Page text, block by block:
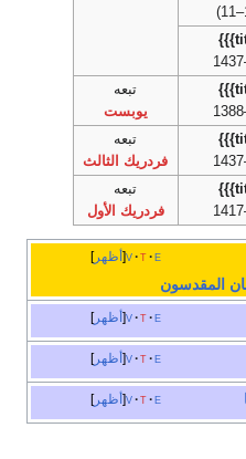
تبعه
يوبست
تبعه
فردريك الثالث
تبعه
فردريك الأول
أظهر v t e
المقدسون
أظهر v t e
أظهر v t e
أظهر v t e